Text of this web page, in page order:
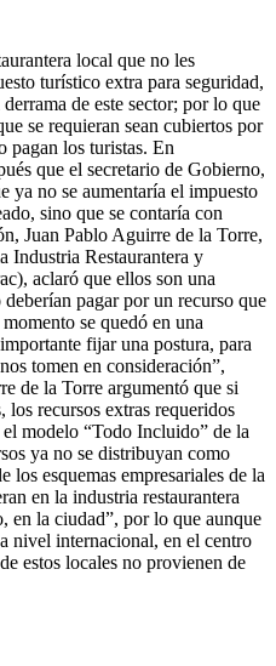
local que no les
turístico extra para seguridad,
de este sector; por lo que
se requieran sean cubiertos por
pagan los turistas. En
que el secretario de Gobierno,
ya no se aumentaría el impuesto
sino que se contaría con
Juan Pablo Aguirre de la Torre,
Industria Restaurantera y
aclaró que ellos son una
pagar por un recurso que
se quedó en una
fijar una postura, para
tomen en consideración”,
de la Torre argumentó que si
los recursos extras requeridos
modelo “Todo Incluido” de la
ya no se distribuyan como
los esquemas empresariales de la
en la industria restaurantera
en la ciudad”, por lo que aunque
nivel internacional, en el centro
estos locales no provienen de